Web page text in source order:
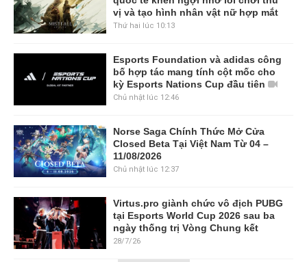
vị và tạo hình nhân vật nữ hợp mắt
Thứ hai lúc 10:13
Esports Foundation và adidas công
bố hợp tác mang tính cột mốc cho
kỳ Esports Nations Cup đầu tiên
Chủ nhật lúc 12:46
Norse Saga Chính Thức Mở Cửa
Closed Beta Tại Việt Nam Từ 04 –
11/08/2026
Chủ nhật lúc 12:37
Virtus.pro giành chức vô địch PUBG
tại Esports World Cup 2026 sau ba
ngày thống trị Vòng Chung kết
28/7/26